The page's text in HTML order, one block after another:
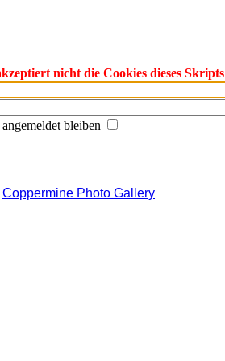
nicht die Cookies dieses Skripts
bleiben
Coppermine Photo Gallery